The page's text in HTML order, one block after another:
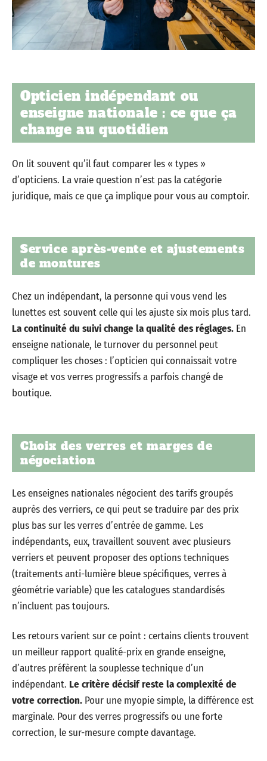
Opticien indépendant ou
enseigne nationale : ce que ça
change au quotidien
On lit souvent qu’il faut comparer les « types »
d’opticiens. La vraie question n’est pas la catégorie
juridique, mais ce que ça implique pour vous au comptoir.
Service après-vente et ajustements
de montures
Chez un indépendant, la personne qui vous vend les
lunettes est souvent celle qui les ajuste six mois plus tard.
La continuité du suivi change la qualité des réglages. En
enseigne nationale, le turnover du personnel peut
compliquer les choses : l’opticien qui connaissait votre
visage et vos verres progressifs a parfois changé de
boutique.
Choix des verres et marges de
négociation
Les enseignes nationales négocient des tarifs groupés
auprès des verriers, ce qui peut se traduire par des prix
plus bas sur les verres d’entrée de gamme. Les
indépendants, eux, travaillent souvent avec plusieurs
verriers et peuvent proposer des options techniques
(traitements anti-lumière bleue spécifiques, verres à
géométrie variable) que les catalogues standardisés
n’incluent pas toujours.
Les retours varient sur ce point : certains clients trouvent
un meilleur rapport qualité-prix en grande enseigne,
d’autres préfèrent la souplesse technique d’un
indépendant. Le critère décisif reste la complexité de
votre correction. Pour une myopie simple, la différence est
marginale. Pour des verres progressifs ou une forte
correction, le sur-mesure compte davantage.